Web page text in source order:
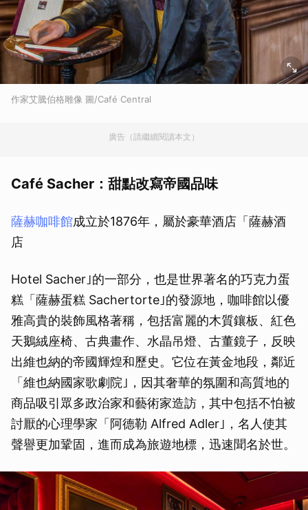
作家艾騰伯格雕像 圖/Café Central
廣告（請繼續閱讀本文）
Café Sacher：甜點改寫帝國品味
薩赫咖啡館成立於1876年，屬於豪華酒店「薩赫酒
店
Hotel Sacher｣的一部分，也是世界著名的巧克力蛋
糕「薩赫蛋糕 Sachertorte｣的發源地，咖啡館以優
雅高貴的裝飾風格著稱，包括富麗的木質鑲板、紅色
天鵝絨座椅、古典畫作、水晶吊燈、古董鏡子，反映
出維也納的帝國輝煌和歷史。它位在黃金地段，鄰近
「維也納國家歌劇院｣，因其奢華的氛圍和高質地的
商品吸引眾多政治家和藝術家造訪，其中包括不怕被
討厭的心理學家「阿德勒 Alfred Adler｣，名人使其
聲譽更加鞏固，進而成為旅遊地標，迅速聞名於世。